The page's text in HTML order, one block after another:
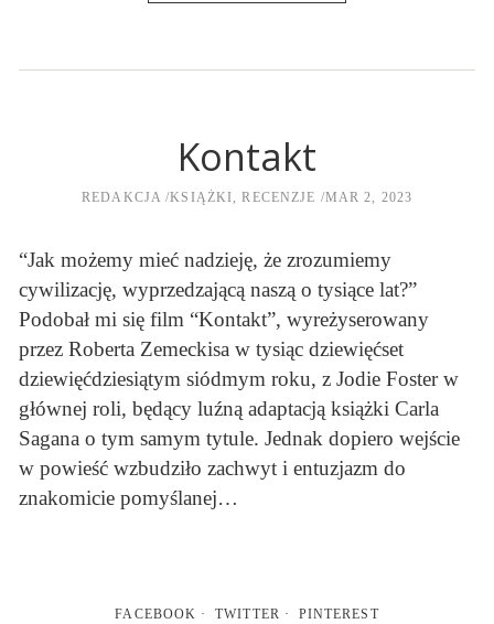
Kontakt
REDAKCJA KSIĄŻKI,RECENZJE MAR 2, 2023
“Jak możemy mieć nadzieję, że zrozumiemy
cywilizację, wyprzedzającą naszą o tysiące lat?”
Podobał mi się film “Kontakt”, wyreżyserowany
przez Roberta Zemeckisa w tysiąc dziewięćset
dziewięćdziesiątym siódmym roku, z Jodie Foster w
głównej roli, będący luźną adaptacją książki Carla
Sagana o tym samym tytule. Jednak dopiero wejście
w powieść wzbudziło zachwyt i entuzjazm do
znakomicie pomyślanej…
FACEBOOK TWITTER PINTEREST